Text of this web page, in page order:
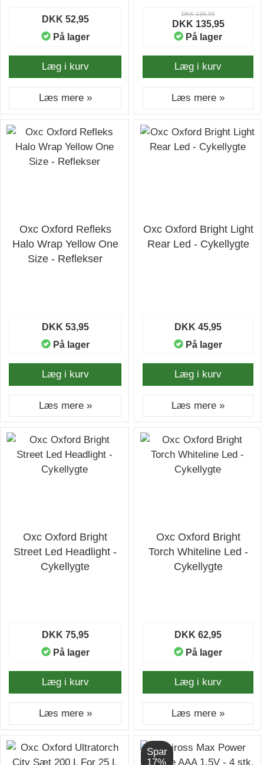
DKK 52,95
På lager
Læg i kurv
Læs mere »
DKK 136,95
DKK 135,95
På lager
Læg i kurv
Læs mere »
Oxc Oxford Refleks
Halo Wrap Yellow One
Size - Reflekser
DKK 53,95
På lager
Læg i kurv
Læs mere »
Oxc Oxford Bright Light
Rear Led - Cykellygte
DKK 45,95
På lager
Læg i kurv
Læs mere »
Oxc Oxford Bright
Street Led Headlight -
Cykellygte
DKK 75,95
På lager
Læg i kurv
Læs mere »
Oxc Oxford Bright
Torch Whiteline Led -
Cykellygte
DKK 62,95
På lager
Læg i kurv
Læs mere »
Spar
17%